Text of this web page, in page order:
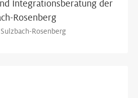
Integrationsberatung der
Rosenberg
Rosenberg